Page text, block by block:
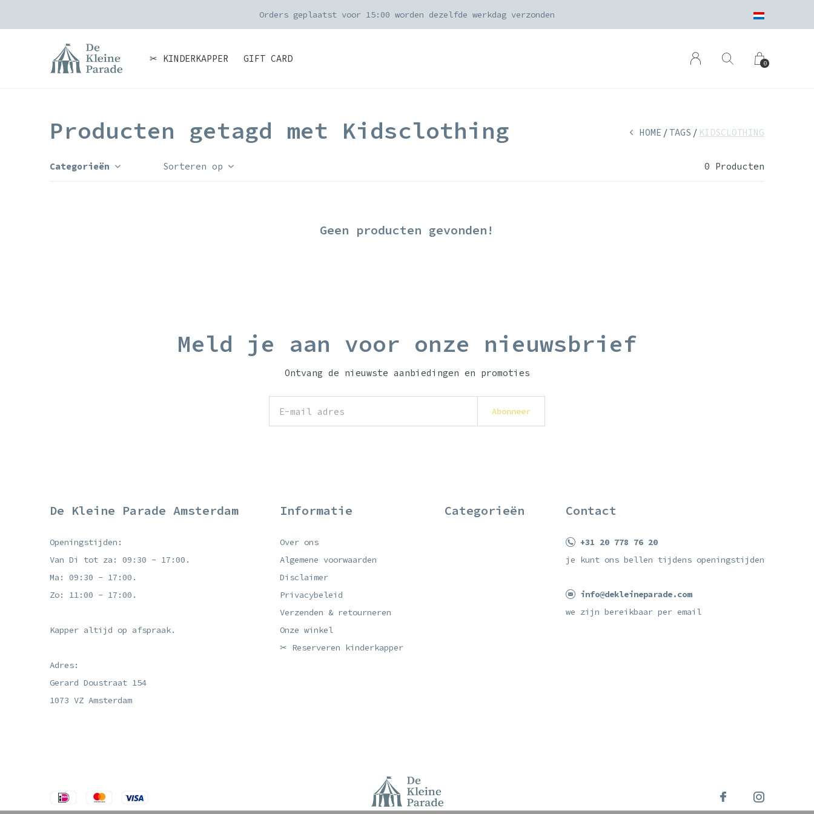
✂ KINDERKAPPER GIFT CARD 0
Orders geplaatst voor 15:00 worden dezelfde werkdag verzonden
Producten getagd met Kidsclothing HOME TAGS KIDSCLOTHING
Categorieën Sorteren op 0 Producten
Geen producten gevonden!
Meld je aan voor onze nieuwsbrief
Ontvang de nieuwste aanbiedingen en promoties
Abonneer
De Kleine Parade Amsterdam
Openingstijden:
Van Di tot za: 09:30 - 17:00.
Ma: 09:30 - 17:00.
Zo: 11:00 - 17:00.
Kapper altijd op afspraak.
Adres:
Gerard Doustraat 154
1073 VZ Amsterdam
Informatie
Over ons
Algemene voorwaarden
Disclaimer
Privacybeleid
Verzenden & retourneren
Onze winkel
✂ Reserveren kinderkapper
Categorieën Contact
+31 20 778 76 20
je kunt ons bellen tijdens openingstijden
info@dekleineparade.com
we zijn bereikbaar per email